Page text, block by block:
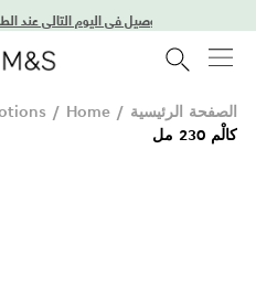
توصيل في اليوم التالي عند الطلب
الصفحة الرئيسية /
/ Home
كالْم 230 مل